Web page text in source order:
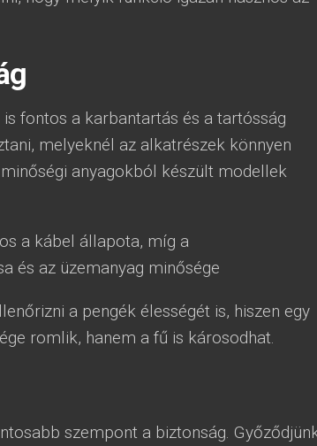
fontos a karbantartás és a tartósság
melyeknél az alkatrészek könnyen
anyagokból készült modellek
a kábel állapota, míg a
és az üzemanyag minősége
a pengék élességét is, hiszen egy
romlik, hanem a fű is károsodhat.
szempont a biztonság.